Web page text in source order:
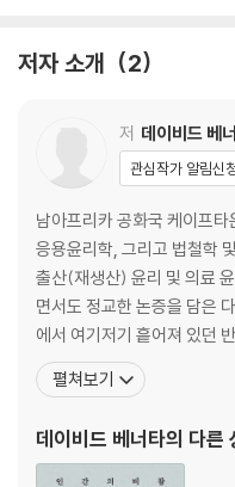
왜 존재하게 되는 것은 항상 해
존재를 존재한 적 없음과 비교하
다른 비대칭성들 82
자신의 존재를 후회하지 않는
3. 존재하게 되는 것은 얼마나
왜 삶의 질은 삶의 좋음에서
왜 자기 삶의 질에 대한 자기
삶의 질에 관한 세 견해, 그리
가 109
쾌락주의 이론 110
객관적 목록 이론 124
세 견해들에 대한 결론적 논평 131
저자 소개 2
저 데이비드 베
관심작가 알림신
남아프리카 공화국 케이프
응용윤리학, 그리고 법철학
출산(재생산) 윤리 및 의료
면서도 정교한 논증을 담은
에서 여기저기 흩어져 있던
로 체계화한 최초의 철학자다
나지 않는 것이 낫다』는 학
산 토론하기』, 『인간의 곤경』
펼쳐보기
데이비드 베너타의 다른